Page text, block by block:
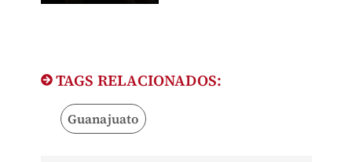
TAGS RELACIONADOS:
Guanajuato